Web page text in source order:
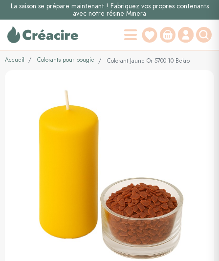
La saison se prépare maintenant ! Fabriquez vos propres contenants
avec notre résine Minera
Accueil Colorants pour bougie Colorant Jaune Or 5700-10 Bekro